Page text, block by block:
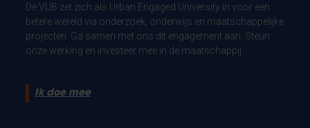
De VUB zet zich als Urban Engaged University in voor een
betere wereld via onderzoek, onderwijs en maatschappelijke
projecten. Ga samen met ons dit engagement aan. Steun
onze werking en investeer mee in de maatschappij.
Ik doe mee